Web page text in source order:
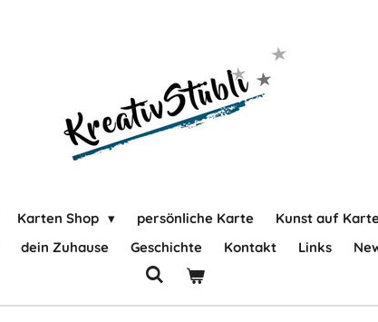
Karten Shop persönliche Karte Kunst auf
dein Zuhause Geschichte Kontakt Links